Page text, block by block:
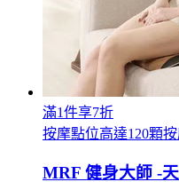
滿1件享7折
按摩點位高達120顆
MRF 健身大師 -